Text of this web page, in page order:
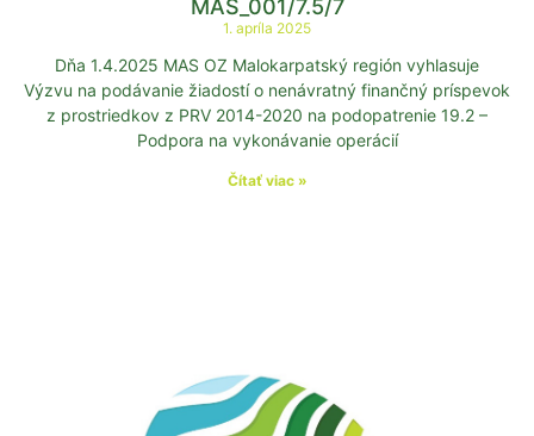
MAS_001/7.5/7
1. apríla 2025
Dňa 1.4.2025 MAS OZ Malokarpatský región vyhlasuje
Výzvu na podávanie žiadostí o nenávratný finančný príspevok
z prostriedkov z PRV 2014-2020 na podopatrenie 19.2 –
Podpora na vykonávanie operácií
Čítať viac »